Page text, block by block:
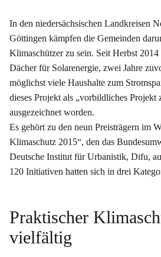
In den niedersächsischen Landkreisen
Göttingen kämpfen die Gemeinden
Klimaschützer zu sein. Seit Herbst 2014
Dächer für Solarenergie, zwei Jahre
möglichst viele Haushalte zum
dieses Projekt als „vorbildliches Projekt
ausgezeichnet worden.
Es gehört zu den neun Preisträgern im
Klimaschutz 2015“, den das
Deutsche Institut für Urbanistik, Difu,
120 Initiativen hatten sich in drei
Praktischer
vielfältig